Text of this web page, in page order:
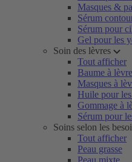
Masques &
Sérum
Sérum pour
Gel pour les
Soin des lèvres
Tout afficher
Baume à
Masques à
Huile pour
Gommage à
Sérum pour
Soins selon les
Tout afficher
Peau grasse
Peau mixte